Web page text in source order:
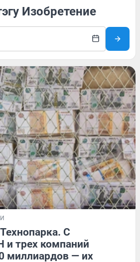
Изобретение
С
и трех компаний
миллиардов — их